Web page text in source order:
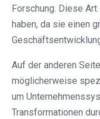
Forschung. Diese
haben, da sie einen
Auf der anderen
möglicherweise
um
Transformationen